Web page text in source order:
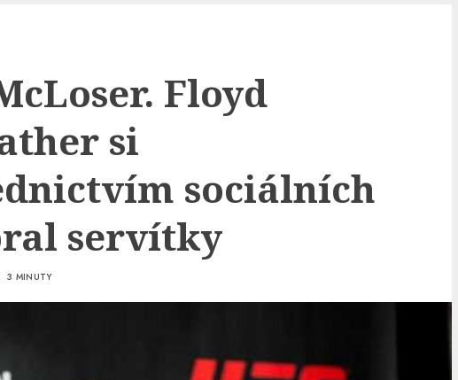
Floyd
si
sociálních
servítky
3 MINUTY